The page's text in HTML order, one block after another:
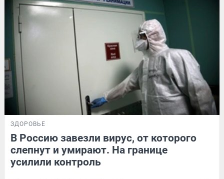
ЗДОРОВЬЕ
В Россию завезли вирус, от которого
слепнут и умирают. На границе
усилили контроль